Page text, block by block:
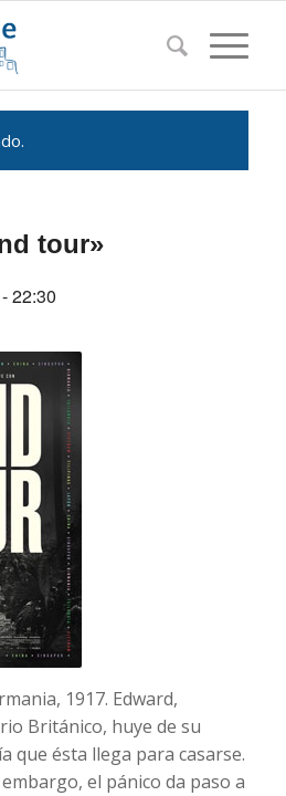
tour»
-22:30
1917. Edward,
Británico, huye de su
que ésta llega para casarse.
el pánico da paso a